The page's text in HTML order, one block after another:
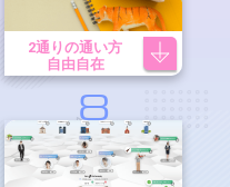
2通りの通い方
自由自在
8